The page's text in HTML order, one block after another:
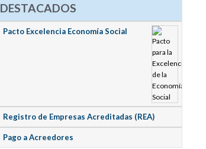
DESTACADOS
Pacto Excelencia Economía Social
Registro de Empresas Acreditadas (REA)
Pago a Acreedores